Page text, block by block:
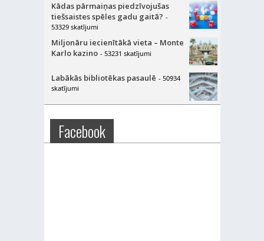
Kādas pārmaiņas piedzīvojušas
tiešsaistes spēles gadu gaitā? -
53329 skatījumi
Miljonāru iecienītākā vieta – Monte
Karlo kazino - 53231 skatījumi
Labākās bibliotēkas pasaulē - 50934
skatījumi
Facebook